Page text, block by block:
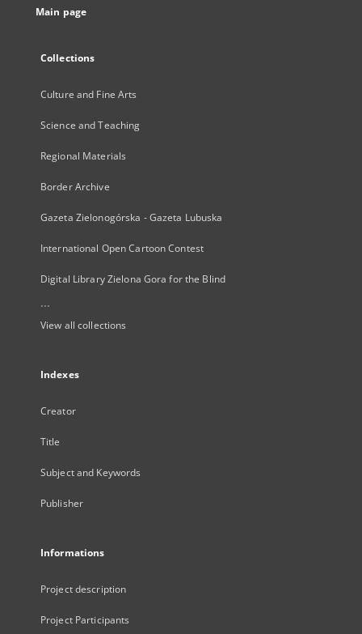
Main page
Collections
Culture and Fine Arts
Science and Teaching
Regional Materials
Border Archive
Gazeta Zielonogórska - Gazeta Lubuska
International Open Cartoon Contest
Digital Library Zielona Gora for the Blind
...
View all collections
Indexes
Creator
Title
Subject and Keywords
Publisher
Informations
Project description
Project Participants